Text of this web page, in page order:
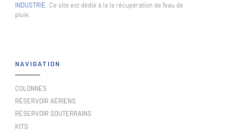
INDUSTRIE . Ce site est dédié à la la récupération de l'eau de
pluie.
NAVIGATION
COLONNES
RÉSERVOIR AÉRIENS
RÉSERVOIR SOUTERRAINS
KITS